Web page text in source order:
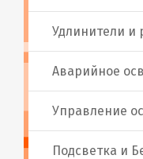
Аварийное
Подсветка и
Удлинители и
Управление